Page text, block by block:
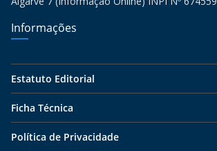
Informações
Estatuto Editorial
Ficha Técnica
Política de Privacidade